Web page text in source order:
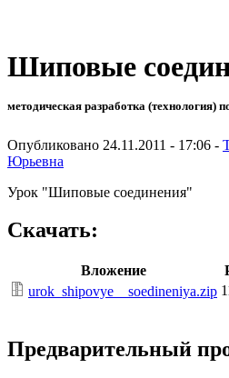
Шиповые
методическая разработка (технология)
Опубликовано 24.11.2011 - 17:06 -
Юрьевна
Урок "Шиповые соединения"
Скачать:
Вложение
urok_shipovye__soedineniya.zip
Предварительный